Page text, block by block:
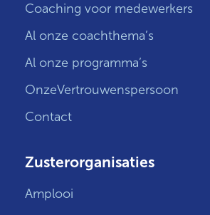
Coaching voor medewerkers
Al onze coachthema’s
Al onze programma’s
OnzeVertrouwenspersoon
Contact
Zusterorganisaties
Amplooi